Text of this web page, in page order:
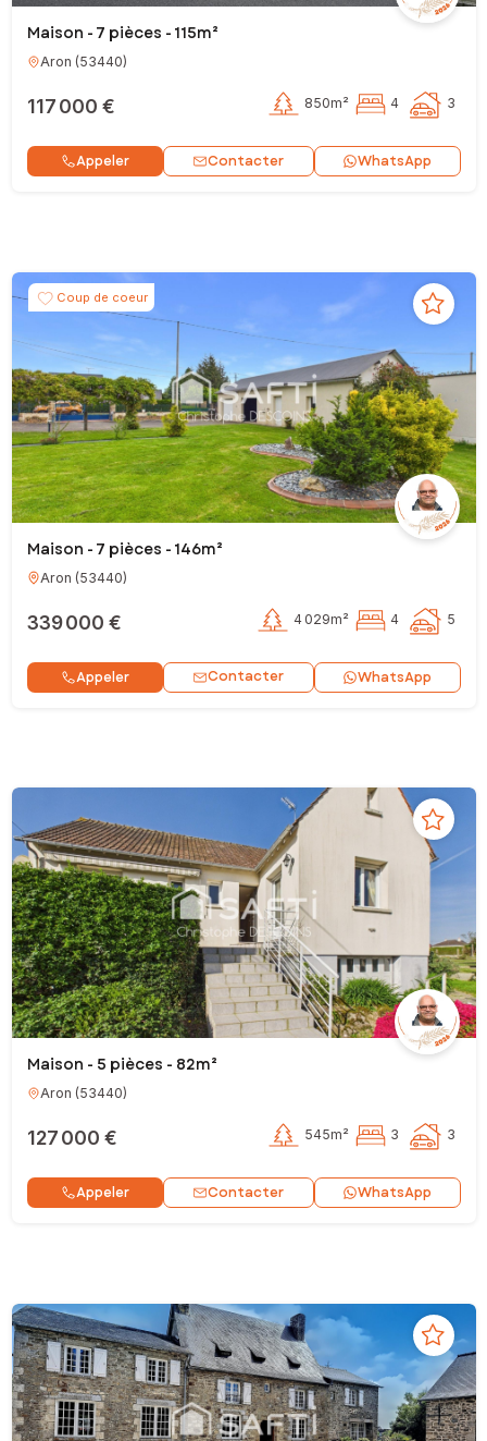
Maison - 7 pièces - 115m²
Aron (53440)
117 000 € 850m² 4 3
Appeler Contacter WhatsApp
Coup de coeur
Maison - 7 pièces - 146m²
Aron (53440)
339 000 € 4 029m² 4 5
Appeler Contacter WhatsApp
Maison - 5 pièces - 82m²
Aron (53440)
127 000 € 545m² 3 3
Appeler Contacter WhatsApp